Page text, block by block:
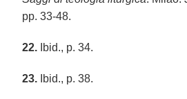
pp. 33-48.
22. Ibid., p. 34.
23. Ibid., p. 38.